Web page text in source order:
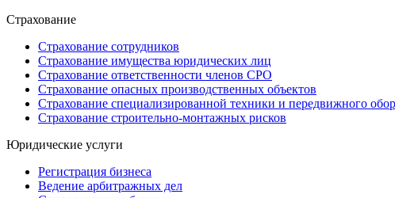
Страхование
Страхование сотрудников
Страхование имущества юридических лиц
Страхование ответственности членов СРО
Страхование опасных производственных объектов
Страхование специализированной техники и передвижного
Страхование строительно-монтажных рисков
Юридические услуги
Регистрация бизнеса
Ведение арбитражных дел